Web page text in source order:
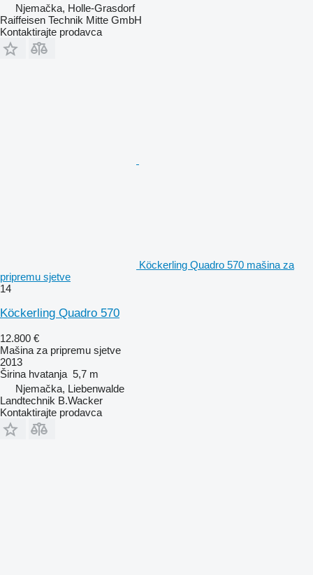
Njemačka, Holle-Grasdorf
Raiffeisen Technik Mitte GmbH
Kontaktirajte prodavca
Köckerling Quadro 570 mašina za
pripremu sjetve
14
Köckerling Quadro 570
12.800 €
Mašina za pripremu sjetve
2013
Širina hvatanja 5,7 m
Njemačka, Liebenwalde
Landtechnik B.Wacker
Kontaktirajte prodavca